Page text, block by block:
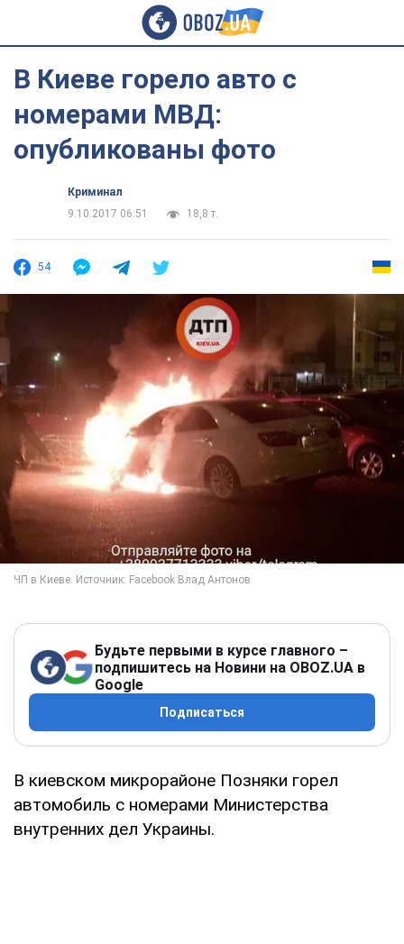
В Киеве горело авто с
номерами МВД:
опубликованы фото
Криминал
9.10.2017 06:51
18,8 т.
54
Будьте первыми в курсе главного –
подпишитесь на Новини на OBOZ.UA в
Google
Подписаться
В киевском микрорайоне Позняки горел
автомобиль с номерами Министерства
внутренних дел Украины.